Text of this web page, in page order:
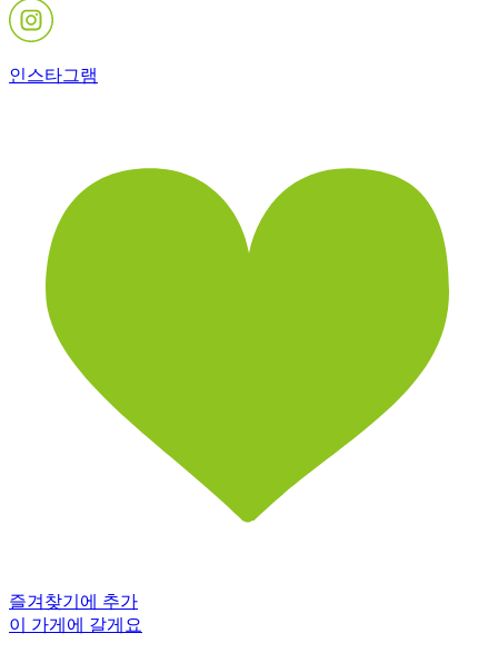
인스타그램
즐겨찾기에 추가
이 가게에 갈게요